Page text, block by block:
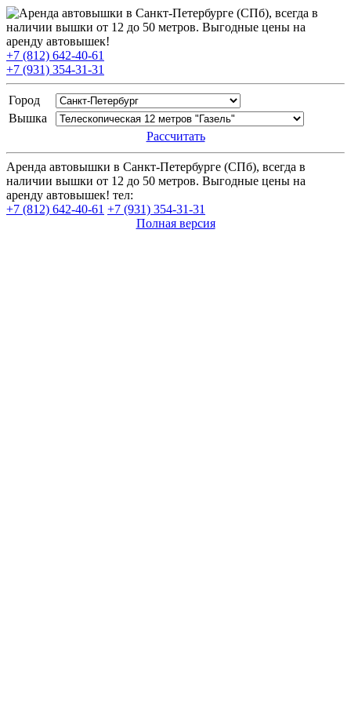
+7 (812) 642-40-61
+7 (931) 354-31-31
Город
Вышка
Рассчитать
Аренда автовышки в Санкт-Петербурге (СПб), всегда в
наличии вышки от 12 до 50 метров. Выгодные цены на
аренду автовышек! тел:
+7 (812) 642-40-61 +7 (931) 354-31-31
Полная версия